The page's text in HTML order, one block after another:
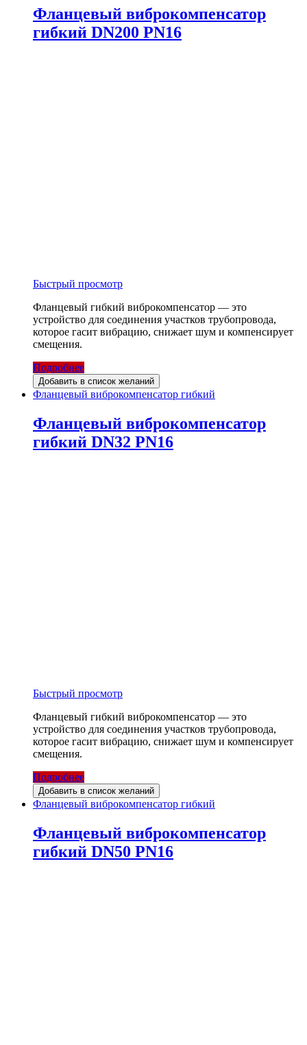
Фланцевый виброкомпенсатор
гибкий DN200 PN16
Быстрый просмотр
Фланцевый гибкий виброкомпенсатор — это
устройство для соединения участков трубопровода,
которое гасит вибрацию, снижает шум и компенсирует
смещения.
Подробнее
Добавить в список желаний
Фланцевый виброкомпенсатор гибкий
Фланцевый виброкомпенсатор
гибкий DN32 PN16
Быстрый просмотр
Фланцевый гибкий виброкомпенсатор — это
устройство для соединения участков трубопровода,
которое гасит вибрацию, снижает шум и компенсирует
смещения.
Подробнее
Добавить в список желаний
Фланцевый виброкомпенсатор гибкий
Фланцевый виброкомпенсатор
гибкий DN50 PN16